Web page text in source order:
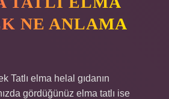
NE ANLAMA
Tatlı elma helal gıdanın
gördüğünüz elma tatlı ise